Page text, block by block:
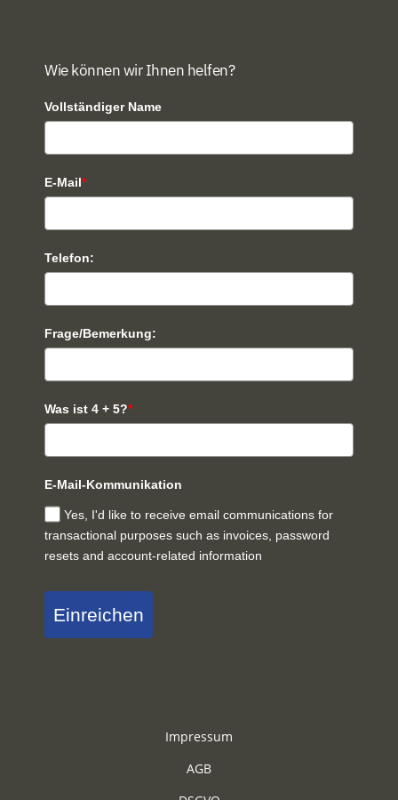
Wie können wir Ihnen helfen?
Vollständiger Name
E-Mail*
Telefon:
Frage/Bemerkung:
Was ist 4 + 5?*
E-Mail-Kommunikation
Yes, I'd like to receive email communications for
transactional purposes such as invoices, password
resets and account-related information
Einreichen
Impressum
AGB